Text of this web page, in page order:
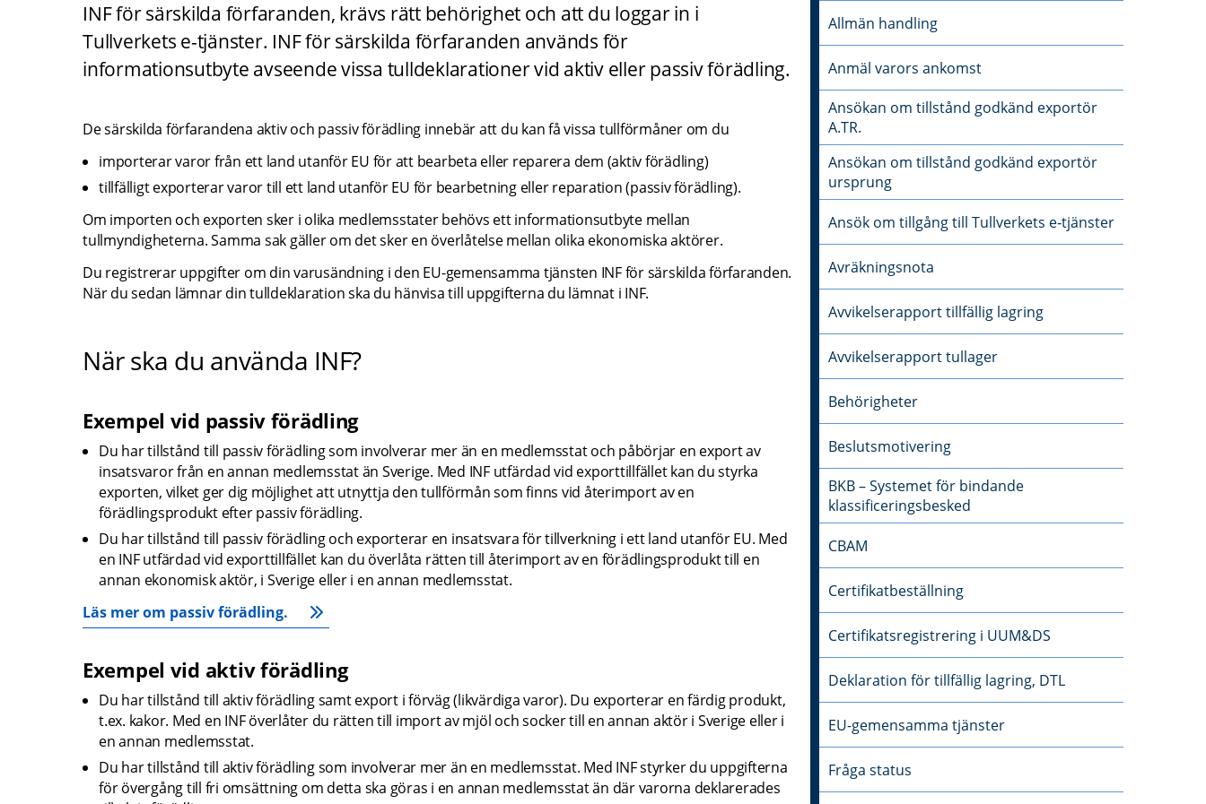
INF för särskilda förfaranden, krävs rätt behörighet och att du loggar in i
Tullverkets e-tjänster. INF för särskilda förfaranden används för
informationsutbyte avseende vissa tulldeklarationer vid aktiv eller passiv förädling.
De särskilda förfarandena aktiv och passiv förädling innebär att du kan få vissa tullförmåner om du
importerar varor från ett land utanför EU för att bearbeta eller reparera dem (aktiv förädling)
tillfälligt exporterar varor till ett land utanför EU för bearbetning eller reparation (passiv förädling).
Om importen och exporten sker i olika medlemsstater behövs ett informationsutbyte mellan
tullmyndigheterna. Samma sak gäller om det sker en överlåtelse mellan olika ekonomiska aktörer.
Du registrerar uppgifter om din varusändning i den EU-gemensamma tjänsten INF för särskilda förfaranden.
När du sedan lämnar din tulldeklaration ska du hänvisa till uppgifterna du lämnat i INF.
När ska du använda INF?
Exempel vid passiv förädling
Du har tillstånd till passiv förädling som involverar mer än en medlemsstat och påbörjar en export av
insatsvaror från en annan medlemsstat än Sverige. Med INF utfärdad vid exporttillfället kan du styrka
exporten, vilket ger dig möjlighet att utnyttja den tullförmån som finns vid återimport av en
förädlingsprodukt efter passiv förädling.
Du har tillstånd till passiv förädling och exporterar en insatsvara för tillverkning i ett land utanför EU. Med
en INF utfärdad vid exporttillfället kan du överlåta rätten till återimport av en förädlingsprodukt till en
annan ekonomisk aktör, i Sverige eller i en annan medlemsstat.
Läs mer om passiv förädling.
Exempel vid aktiv förädling
Du har tillstånd till aktiv förädling samt export i förväg (likvärdiga varor). Du exporterar en färdig produkt,
t.ex. kakor. Med en INF överlåter du rätten till import av mjöl och socker till en annan aktör i Sverige eller i
en annan medlemsstat.
Du har tillstånd till aktiv förädling som involverar mer än en medlemsstat. Med INF styrker du uppgifterna
för övergång till fri omsättning om detta ska göras i en annan medlemsstat än där varorna deklarerades
Allmän handling
Anmäl varors ankomst
Ansökan om tillstånd godkänd exportör
A.TR.
Ansökan om tillstånd godkänd exportör
ursprung
Ansök om tillgång till Tullverkets e‑tjänster
Avräkningsnota
Avvikelserapport tillfällig lagring
Avvikelserapport tullager
Behörigheter
Beslutsmotivering
BKB – Systemet för bindande
klassificeringsbesked
CBAM
Certifikatbeställning
Certifikatsregistrering i UUM&DS
Deklaration för tillfällig lagring, DTL
EU-gemensamma tjänster
Fråga status